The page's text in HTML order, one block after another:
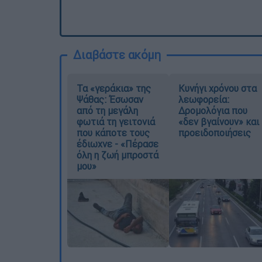
Διαβάστε ακόμη
Τα «γεράκια» της
Ψάθας: Έσωσαν
από τη μεγάλη
φωτιά τη γειτονιά
που κάποτε τους
έδιωχνε - «Πέρασε
όλη η ζωή μπροστά
μου»
Κυνήγι χρόνου στα
λεωφορεία:
Δρομολόγια που
«δεν βγαίνουν» και
προειδοποιήσεις